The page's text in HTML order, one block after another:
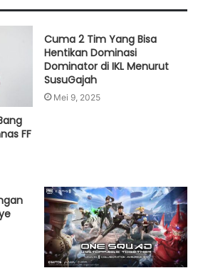
FF
Cuma 2 Tim Yang Bisa
Hentikan Dominasi
Dominator di IKL Menurut
SusuGajah
Mei 9, 2025